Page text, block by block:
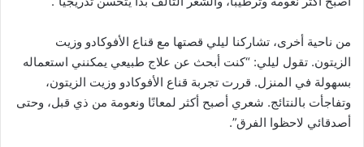
من ناحية أخرى، تشاركنا ليلي قصتها مع قناع الأفوكادو وزيت
الزيتون. تقول ليلي: “كنت أبحث عن علاج طبيعي يمكنني استعماله
بسهولة في المنزل. قررت تجربة قناع الأفوكادو وزيت الزيتون،
وتفاجأت بالنتائج. شعري أصبح أكثر لمعانًا ونعومة من ذي قبل، وحتى
أصدقائي لاحظوا الفرق”.